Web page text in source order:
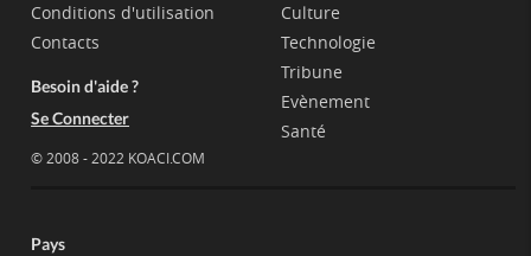
Conditions d'utilisation
Contacts
Besoin d'aide ?
Se Connecter
© 2008 - 2022 KOACI.COM
Culture
Technologie
Tribune
Evènement
Santé
Pays